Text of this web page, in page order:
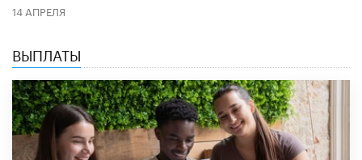
14 АПРЕЛЯ
ВЫПЛАТЫ